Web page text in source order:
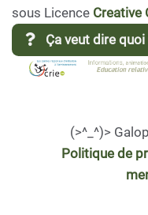
sous Licence Creative
Ça veut dire quoi
(>^_^)>
Politique de